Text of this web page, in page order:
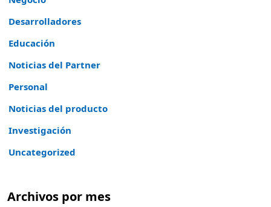
Desarrolladores
Educación
Noticias del Partner
Personal
Noticias del producto
Investigación
Uncategorized
Archivos por mes